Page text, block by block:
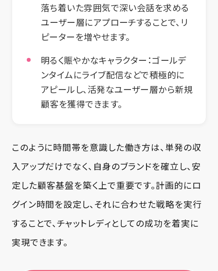
落ち着いた雰囲気で深い会話を求める
ユーザー層にアプローチすることで、リ
ピーターを増やせます。
明るく賑やかなキャラクター ：ゴールデ
ンタイムにライブ配信などで積極的に
アピールし、活発なユーザー層から新規
顧客を獲得できます。
このように時間帯を意識した働き方は、単発の収
入アップだけでなく、自身のブランドを確立し、安
定した顧客基盤を築く上で重要です。計画的にロ
グイン時間を設定し、それに合わせた戦略を実行
することで、チャットレディとしての成功を着実に
実現できます。